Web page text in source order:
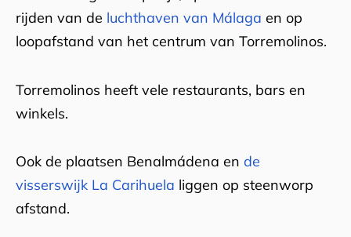
rijden van de luchthaven van Málaga en op
loopafstand van het centrum van Torremolinos.
Torremolinos heeft vele restaurants, bars en
winkels.
Ook de plaatsen Benalmádena en de
visserswijk La Carihuela liggen op steenworp
afstand.